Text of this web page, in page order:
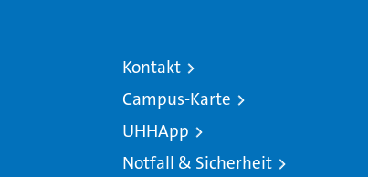
Kontakt
Campus-Karte
UHHApp
Notfall & Sicherheit